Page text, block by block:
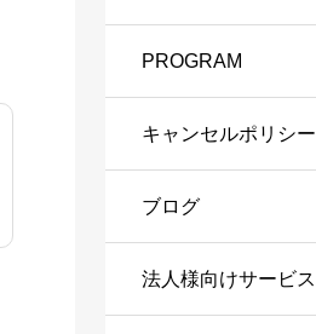
PROGRAM
キャンセルポリシー
ブログ
法人様向けサービス